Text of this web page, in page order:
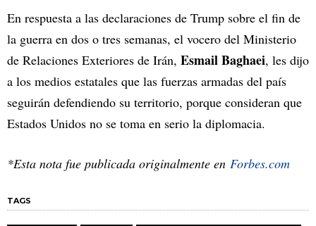
En respuesta a las declaraciones de Trump sobre el fin de
la guerra en dos o tres semanas, el vocero del Ministerio
de Relaciones Exteriores de Irán, Esmail Baghaei, les dijo
a los medios estatales que las fuerzas armadas del país
seguirán defendiendo su territorio, porque consideran que
Estados Unidos no se toma en serio la diplomacia.
*Esta nota fue publicada originalmente en Forbes.com
TAGS